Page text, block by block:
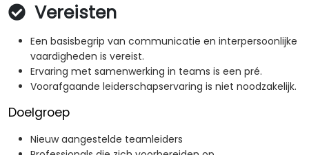
Vereisten
Een basisbegrip van communicatie en interpersoonlijke
vaardigheden is vereist.
Ervaring met samenwerking in teams is een pré.
Voorafgaande leiderschapservaring is niet noodzakelijk.
Doelgroep
Nieuw aangestelde teamleiders